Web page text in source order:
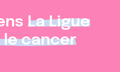
La Ligue
cancer